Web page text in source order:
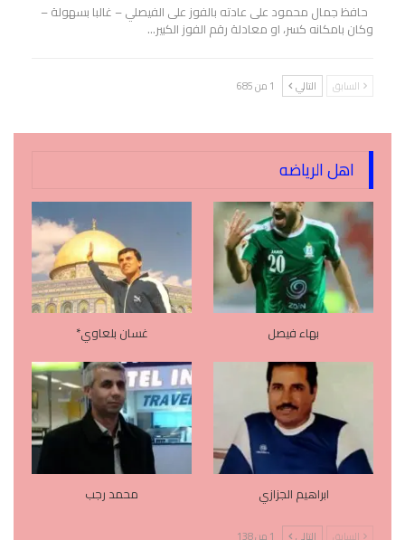
حافظ جمال محمود على عادته بالفوز على الفيصلي – غالبا بسهولة –
وكان بامكانه كسر، او معادلة رقم الفوز الكبير…
السابق التالي 1 من 685
اهل الرياضه
بهاء فيصل غسان بلعاوي*
ابراهيم الجزازي محمد رجب